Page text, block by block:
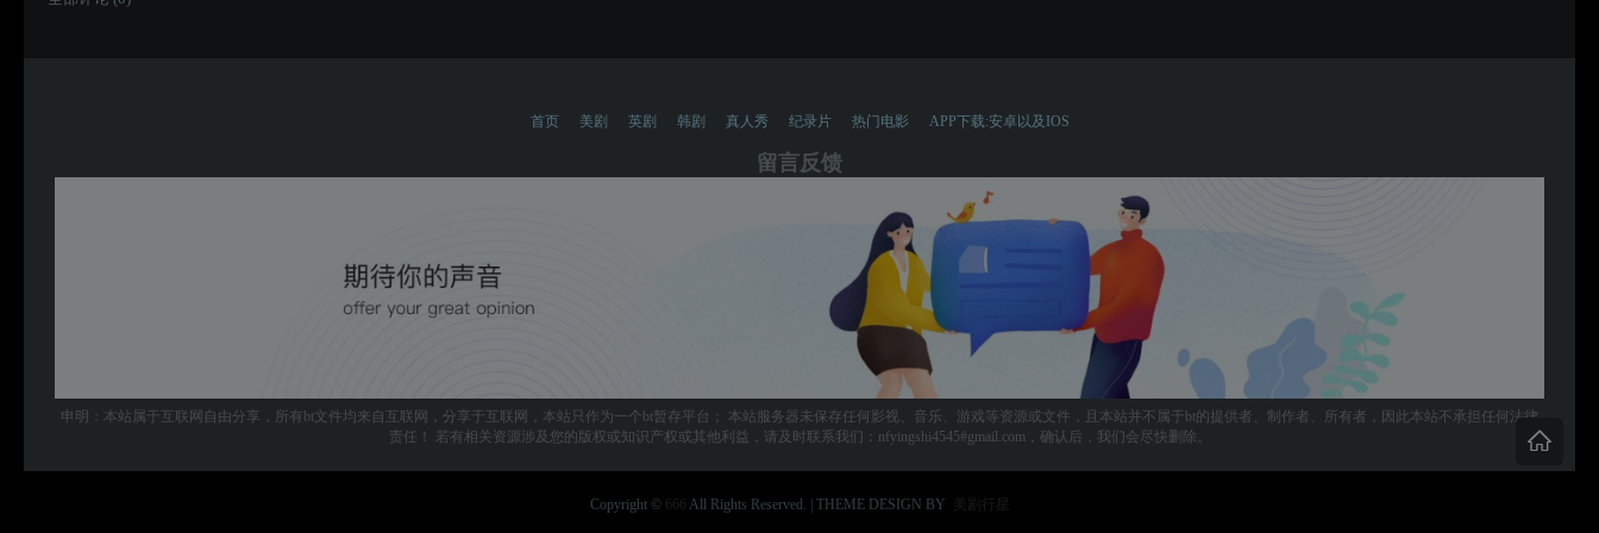
首页 美剧 英剧 韩剧 真人秀 纪录片 热门电影 APP下载:安卓以及IOS
留言反馈
申明：本站属于互联网自由分享，所有bt文件均来自互联网，分享于互联网，本站只作为一个bt暂存平台； 本站服务器未保存任何影视、音乐、游戏等资源或文件，且本站并不属于bt的提供者、制作者、所有者，因此本站不承担任何法律
责任！ 若有相关资源涉及您的版权或知识产权或其他利益，请及时联系我们：nfyingshi4545#gmail.com，确认后，我们会尽快删除。
Copyright © All Rights Reserved. | THEME DESIGN BY 美剧行星